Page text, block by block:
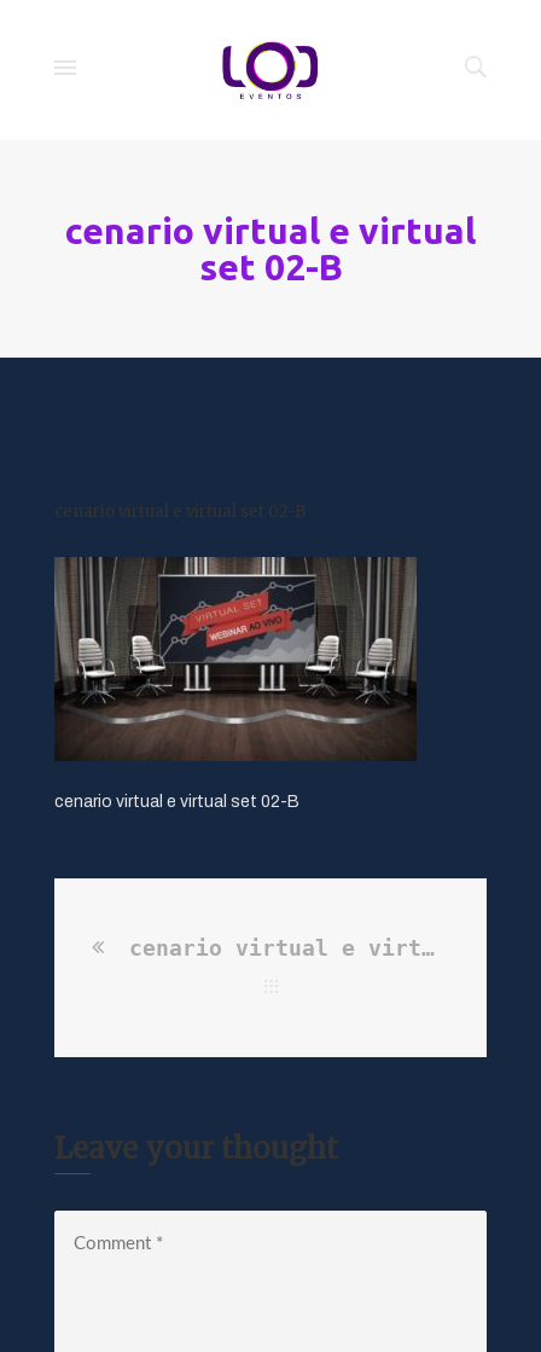
cenario virtual e virtual
set 02-B
cenario virtual e virtual set 02-B
cenario virtual e virtual set 02-B
cenario virtual e virtual set 02-B
Leave your thought